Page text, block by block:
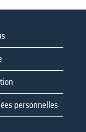
personnelles